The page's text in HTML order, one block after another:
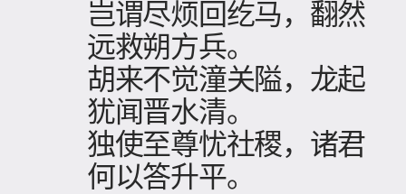
岂谓尽烦回纥马，翻然
远救朔方兵。
胡来不觉潼关隘，龙起
犹闻晋水清。
独使至尊忧社稷，诸君
何以答升平。